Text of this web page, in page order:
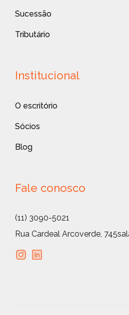
Sucessão
Tributário
Institucional
O escritório
Sócios
Blog
Fale conosco
(11) 3090-5021
Rua Cardeal Arcoverde, 745